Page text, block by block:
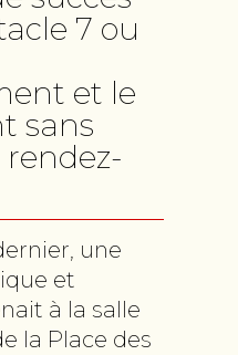
7 ou
et le
sans
une
et
à la salle
la Place des